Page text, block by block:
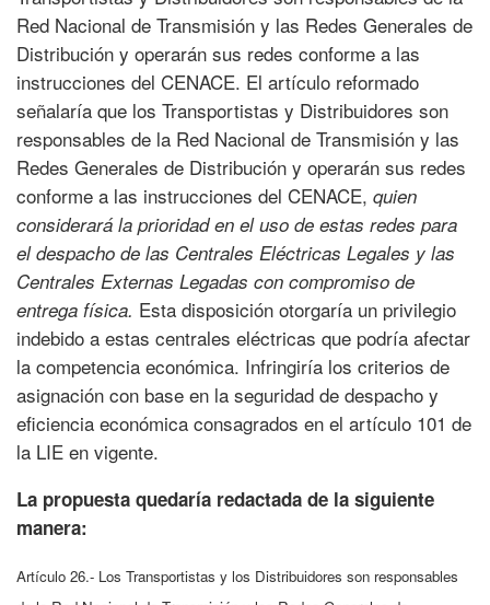
Red Nacional de Transmisión y las Redes Generales de
Distribución y operarán sus redes conforme a las
instrucciones del CENACE. El artículo reformado
señalaría que los Transportistas y Distribuidores son
responsables de la Red Nacional de Transmisión y las
Redes Generales de Distribución y operarán sus redes
conforme a las instrucciones del CENACE, quien
considerará la prioridad en el uso de estas redes para
el despacho de las Centrales Eléctricas Legales y las
Centrales Externas Legadas con compromiso de
entrega física. Esta disposición otorgaría un privilegio
indebido a estas centrales eléctricas que podría afectar
la competencia económica. Infringiría los criterios de
asignación con base en la seguridad de despacho y
eficiencia económica consagrados en el artículo 101 de
la LIE en vigente.
La propuesta quedaría redactada de la siguiente
manera:
Artículo 26.- Los Transportistas y los Distribuidores son responsables